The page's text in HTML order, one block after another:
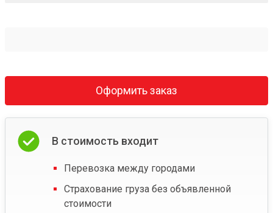
Оформить заказ
В стоимость входит
Перевозка между городами
Страхование груза без объявленной
стоимости